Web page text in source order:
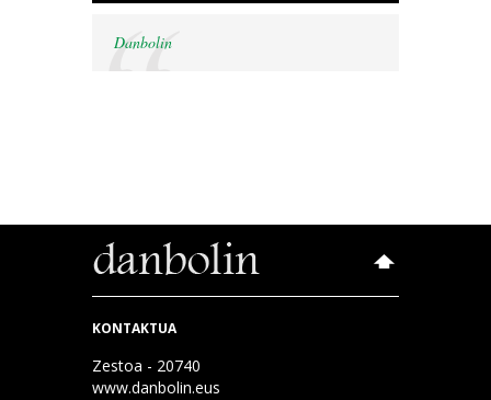
Danbolin
KONTAKTUA
Zestoa - 20740
www.danbolin.eus